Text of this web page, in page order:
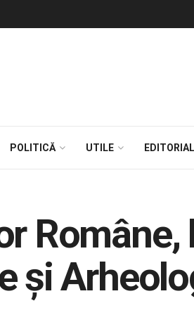
POLITICĂ UTILE EDITORIAL
Române,
și